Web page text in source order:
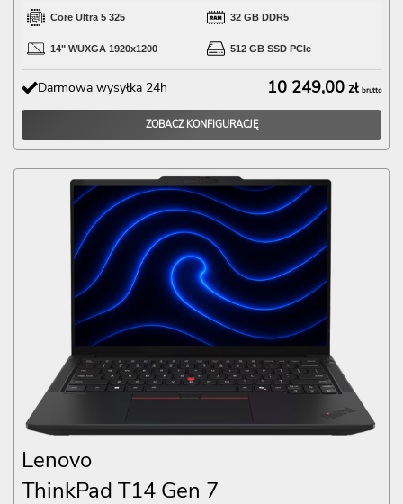
Core Ultra 5 325 32 GB DDR5
14" WUXGA 1920x1200 512 GB SSD PCIe
Darmowa wysyłka 24h 10 249,00 zł brutto
ZOBACZ KONFIGURACJĘ
Lenovo
ThinkPad T14 Gen 7